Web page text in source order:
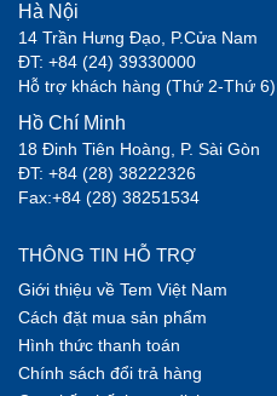
Hà Nội
14 Trần Hưng Đạo, P.Cửa Nam
ĐT: +84 (24) 39330000
Hỗ trợ khách hàng (Thứ 2-Thứ
Hồ Chí Minh
18 Đinh Tiên Hoàng, P. Sài Gòn
ĐT: +84 (28) 38222326
Fax:+84 (28) 38251534
THÔNG TIN HỖ TRỢ
Giới thiệu về Tem Việt Nam
Cách đặt mua sản phẩm
Hình thức thanh toán
Chính sách đổi trả hàng